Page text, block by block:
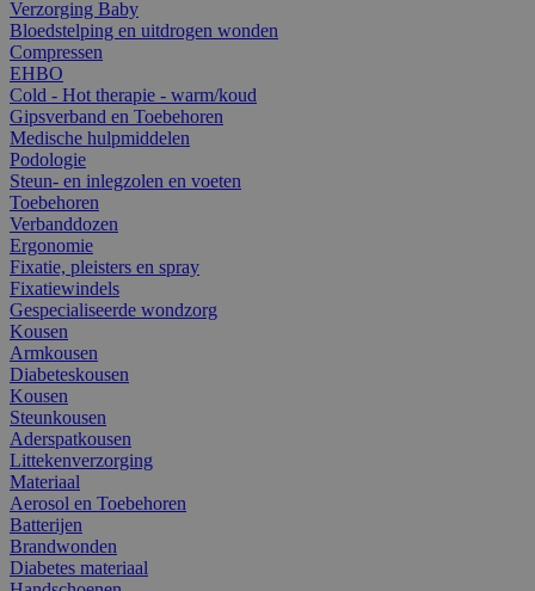
Verzorging Baby
Bloedstelping en uitdrogen wonden
Compressen
EHBO
Cold - Hot therapie - warm/koud
Gipsverband en Toebehoren
Medische hulpmiddelen
Podologie
Steun- en inlegzolen en voeten
Toebehoren
Verbanddozen
Ergonomie
Fixatie, pleisters en spray
Fixatiewindels
Gespecialiseerde wondzorg
Kousen
Armkousen
Diabeteskousen
Kousen
Steunkousen
Aderspatkousen
Littekenverzorging
Materiaal
Aerosol en Toebehoren
Batterijen
Brandwonden
Diabetes materiaal